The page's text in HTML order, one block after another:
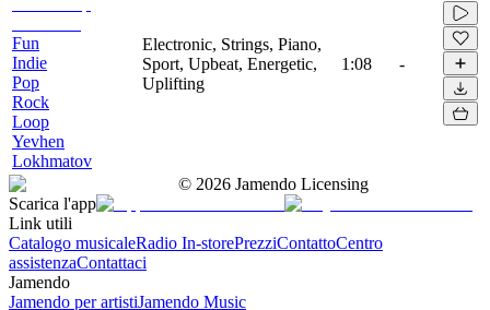
Fun
Indie
Pop
Rock
Loop
Yevhen
Lokhmatov
Electronic, Strings, Piano,
Sport, Upbeat, Energetic,
Uplifting
1:08 -
© 2026 Jamendo Licensing
Scarica l'app
Link utili
Catalogo musicaleRadio In-storePrezziContattoCentro
assistenzaContattaci
Jamendo
Jamendo per artistiJamendo Music